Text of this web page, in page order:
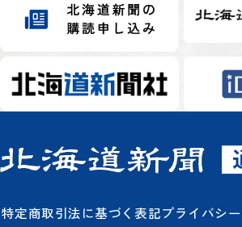
特定商取引法に基づく表記プライバシ